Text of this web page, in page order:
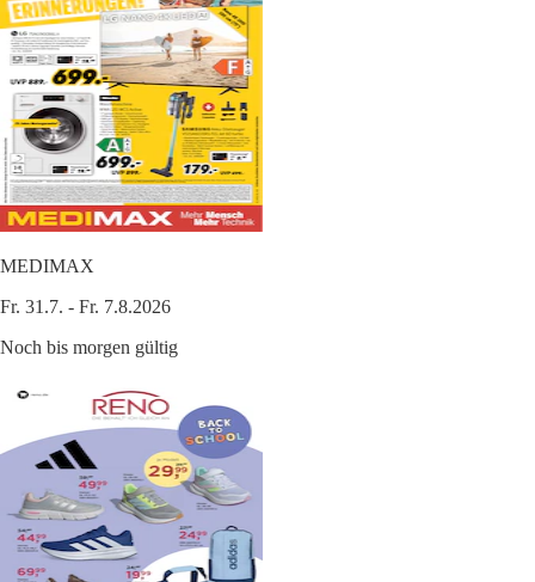
MEDIMAX
Fr. 31.7. - Fr. 7.8.2026
Noch bis morgen gültig